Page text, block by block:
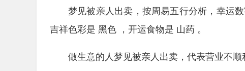
梦见被亲人出卖，按周易五行分析，幸运
吉祥色彩是 黑色 ，开运食物是 山药 。
做生意的人梦见被亲人出卖，代表营业不顺